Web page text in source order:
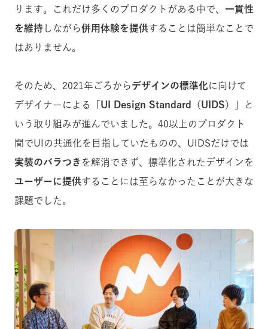
ります。これだけ多くのプロダクトがある中で、 一貫性
を維持 しながら併用体験を提供することは簡単なことで
はありません。
そのため、2021年ごろからデザインの標準化に向けて
デザイナーによる
「UI Design Standard（UIDS）」
と
いう取り組みが進んでいました。40以上のプロダクト
間でUIの共通化を目指していたものの、UIDSだけでは
実装のバラつき を解消できず、標準化されたデザインを
ユーザーに提供することには至らなかったことが大きな
課題でした。